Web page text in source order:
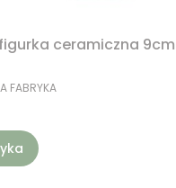
ceramiczna 9cm
FABRYKA